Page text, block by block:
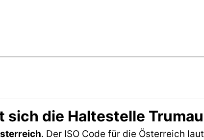
sich die Haltestelle
. Der ISO Code für die Österreich